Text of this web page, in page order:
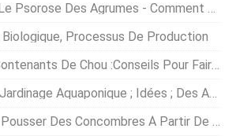
Agrumes - Comment Prévenir La Maladie Du Psorose Des Agrumes
Processus De Production
De Chou :Conseils Pour Faire Pousser Du Chou En Pot
Aquaponique ; Idées ; Des Astuces
Concombres À Partir De Graines :un Guide Complet